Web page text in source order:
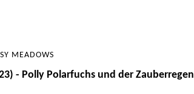
MEADOWS
- Polly Polarfuchs und der Zauberregen